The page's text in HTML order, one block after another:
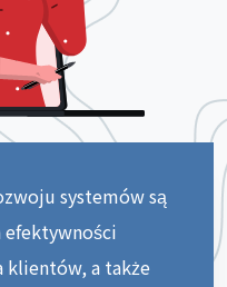
systemów są
efektywności
klientów, a także